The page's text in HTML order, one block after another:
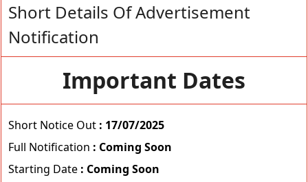
Short Details Of Advertisement
Notification
Important Dates
Short Notice Out : 17/07/2025
Full Notification : Coming Soon
Starting Date : Coming Soon